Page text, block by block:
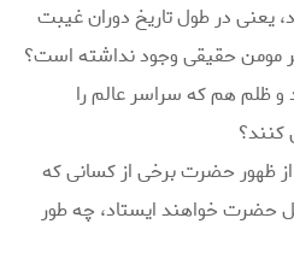
یعنی در طول تاریخ دوران غیبت
ظلم هم که سراسر عالم را
کنند؟
ظهور حضرت برخی از کسانی که
حضرت خواهند ایستاد، چه طور